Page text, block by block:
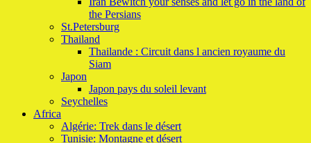
the Persians
St.Petersburg
Thailand
Thailande : Circuit dans l ancien royaume du
Siam
Japon
Japon pays du soleil levant
Seychelles
Africa
Algérie: Trek dans le désert
Tunisie: Montagne et désert